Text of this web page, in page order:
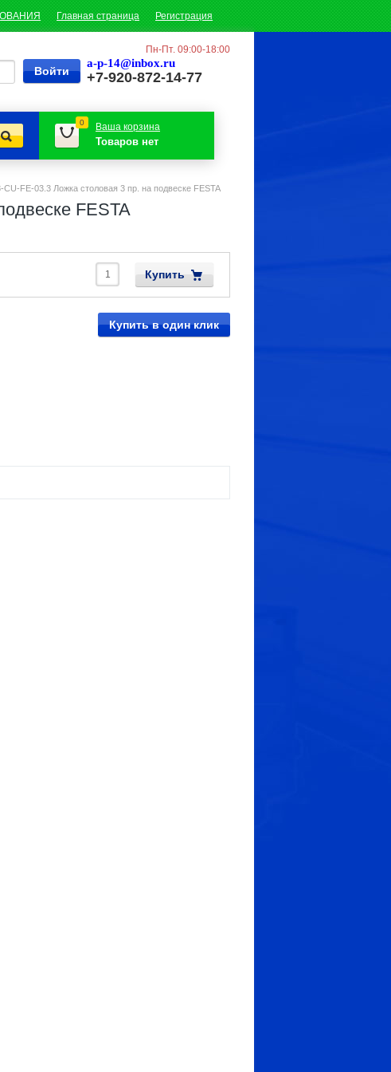
Главная страница Регистрация
Пн-Пт. 09:00-18:00
a-p-14@inbox.ru
+7-920-872-14-77
0 Ваша корзина
Товаров нет
CU-FE-03.3 Ложка столовая 3 пр. на подвеске FESTA
FESTA
Купить
Купить в один клик